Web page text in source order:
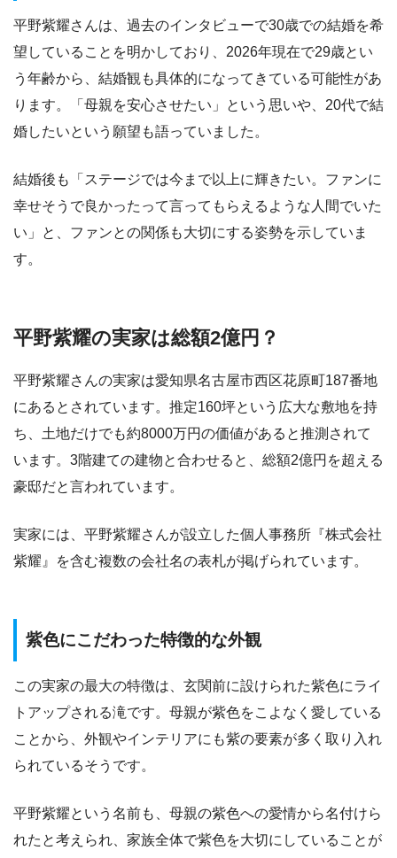
平野紫耀さんは、過去のインタビューで30歳での結婚を希
望していることを明かしており、2026年現在で29歳とい
う年齢から、結婚観も具体的になってきている可能性があ
ります。「母親を安心させたい」という思いや、20代で結
婚したいという願望も語っていました。​
結婚後も「ステージでは今まで以上に輝きたい。ファンに
幸せそうで良かったって言ってもらえるような人間でいた
い」と、ファンとの関係も大切にする姿勢を示していま
す。
平野紫耀の実家は総額2億円？
平野紫耀さんの実家は愛知県名古屋市西区花原町187番地
にあるとされています。推定160坪という広大な敷地を持
ち、土地だけでも約8000万円の価値があると推測されて
います。3階建ての建物と合わせると、総額2億円を超える
豪邸だと言われています。
実家には、平野紫耀さんが設立した個人事務所『株式会社
紫耀』を含む複数の会社名の表札が掲げられています。
紫色にこだわった特徴的な外観
この実家の最大の特徴は、玄関前に設けられた紫色にライ
トアップされる滝です。母親が紫色をこよなく愛している
ことから、外観やインテリアにも紫の要素が多く取り入れ
られているそうです。
平野紫耀という名前も、母親の紫色への愛情から名付けら
れたと考えられ、家族全体で紫色を大切にしていることが